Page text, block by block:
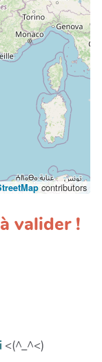
contributors
valider !
<(^_^<)